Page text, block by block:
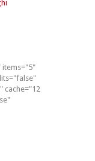
cache="12